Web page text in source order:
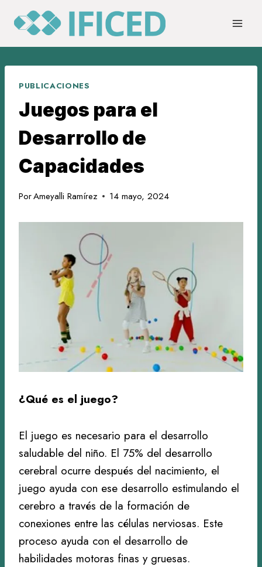
contenido
PUBLICACIONES
Juegos para el
Desarrollo de
Capacidades
PorAmeyalli Ramírez 14 mayo, 2024
¿Qué es el juego?
El juego es necesario para el desarrollo
saludable del niño. El 75% del desarrollo
cerebral ocurre después del nacimiento, el
juego ayuda con ese desarrollo estimulando el
cerebro a través de la formación de
conexiones entre las células nerviosas. Este
proceso ayuda con el desarrollo de
habilidades motoras finas y gruesas.